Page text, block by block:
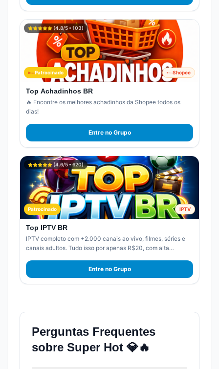
(4.8/5 • 103)
Patrocinado Shopee
Top Achadinhos BR
🔥 Encontre os melhores achadinhos da Shopee todos os
dias!
Entre no Grupo
(4.6/5 •620)
Patrocinado IPTV
Top IPTV BR
IPTV completo com +2.000 canais ao vivo, filmes, séries e
canais adultos. Tudo isso por apenas R$20, com alta
Entre no Grupo
Perguntas Frequentes
sobre Super Hot 💎🔥